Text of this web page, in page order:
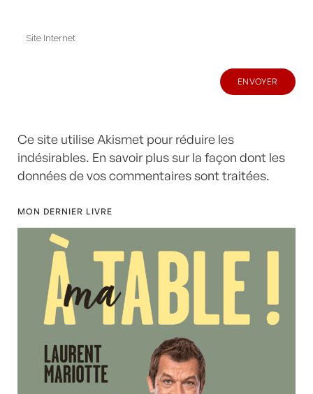
Ce site utilise Akismet pour réduire les
indésirables. En savoir plus sur la façon dont les
données de vos commentaires sont traitées.
MON DERNIER LIVRE